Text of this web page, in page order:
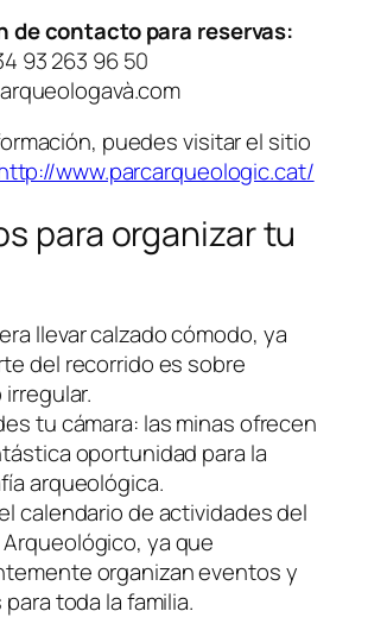
de contacto para reservas:
93 263 96 50
puedes visitar el sitio
www.parcarqueologic.cat/
para organizar tu
llevar calzado cómodo, ya
del recorrido es sobre
tu cámara: las minas ofrecen
oportunidad para la
arqueológica.
calendario de actividades del
ya que
organizan eventos y
toda la familia.